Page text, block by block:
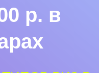
р. в